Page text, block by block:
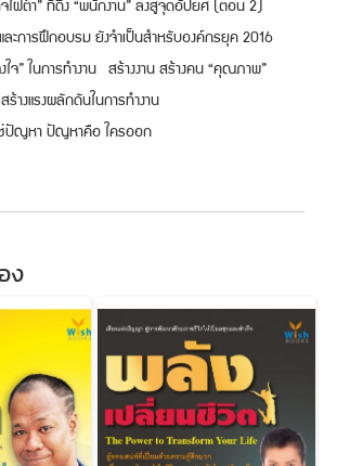
จใฝ่ต่ำ” ที่ดึง “พนักงาน” ลงสู่จุดอัปยศ (ตอน 2)
ละการฝึกอบรม ยังจำเป็นสำหรับองค์กรยุค 2016
งใจ” ในการทำงาน สร้างงาน สร้างคน “คุณภาพ”
ร้างแรงผลักดันในการทำงาน
ช่ปัญหา ปัญหาคือ ใครออก
ง